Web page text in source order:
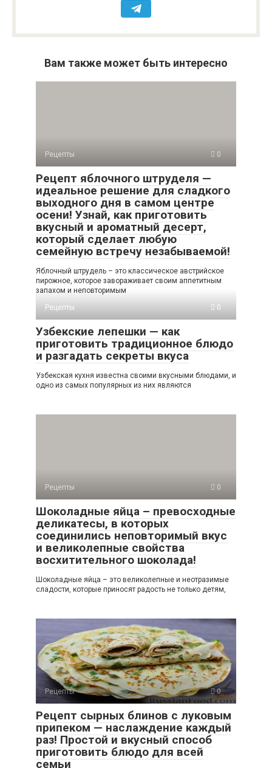
Вам также может быть интересно
Рецепты 0
Рецепт яблочного штруделя —
идеальное решение для сладкого
выходного дня в самом центре
осени! Узнай, как приготовить
вкусный и ароматный десерт,
который сделает любую
семейную встречу незабываемой!
Яблочный штрудель – это классическое австрийское
пирожное, которое завораживает своим аппетитным
запахом и неповторимым
Рецепты
0
Узбекские лепешки — как
приготовить традиционное блюдо
и разгадать секреты вкуса
Узбекская кухня известна своими вкусными блюдами, и
одно из самых популярных из них являются
Рецепты 0
Шоколадные яйца – превосходные
деликатесы, в которых
соединились неповторимый вкус
и великолепные свойства
восхитительного шоколада!
Шоколадные яйца – это великолепные и неотразимые
сладости, которые приносят радость не только детям,
Рецепты 0
Рецепт сырных блинов с луковым
припеком — наслаждение каждый
раз! Простой и вкусный способ
приготовить блюдо для всей
семьи